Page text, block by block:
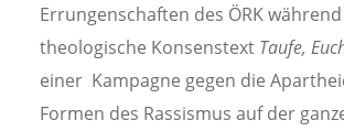
Errungenschaften des ÖRK
theologische Konsenstext Taufe,
einer Kampagne gegen die
Formen des Rassismus auf der